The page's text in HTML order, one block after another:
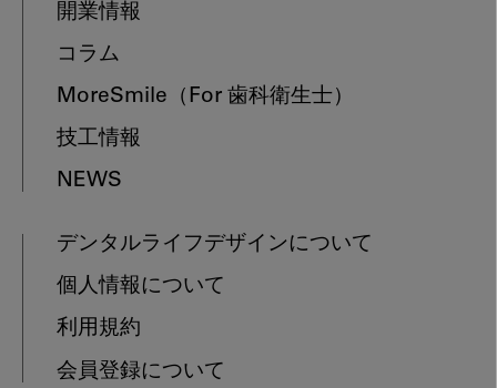
開業情報
コラム
MoreSmile （For 歯科衛生士）
技工情報
NEWS
デンタルライフデザインについて
個人情報について
利用規約
会員登録について